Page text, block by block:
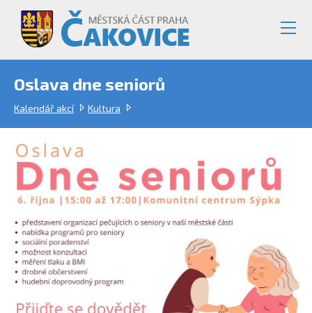
Oslava dne seniorů
Kalendář akcí Kultura